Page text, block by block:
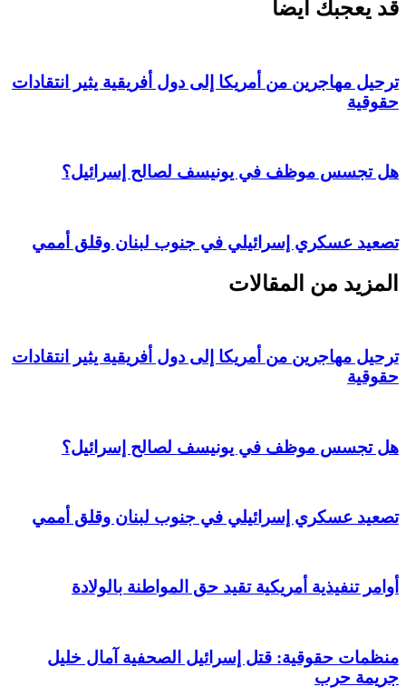
قد يعجبك أيضاً
ترحيل مهاجرين من أمريكا إلى دول أفريقية يثير انتقادات
حقوقية
هل تجسس موظف في يونيسف لصالح إسرائيل؟
تصعيد عسكري إسرائيلي في جنوب لبنان وقلق أممي
المزيد من المقالات
ترحيل مهاجرين من أمريكا إلى دول أفريقية يثير انتقادات
حقوقية
هل تجسس موظف في يونيسف لصالح إسرائيل؟
تصعيد عسكري إسرائيلي في جنوب لبنان وقلق أممي
أوامر تنفيذية أمريكية تقيد حق المواطنة بالولادة
منظمات حقوقية: قتل إسرائيل الصحفية آمال خليل
جريمة حرب